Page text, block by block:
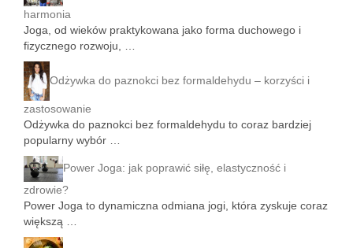
harmonia
Joga, od wieków praktykowana jako forma duchowego i
fizycznego rozwoju, …
Odżywka do paznokci bez formaldehydu – korzyści i
zastosowanie
Odżywka do paznokci bez formaldehydu to coraz bardziej
popularny wybór …
Power Joga: jak poprawić siłę, elastyczność i
zdrowie?
Power Joga to dynamiczna odmiana jogi, która zyskuje coraz
większą …